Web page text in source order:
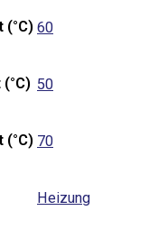
(°C) 60
50
(°C) 70
Heizung